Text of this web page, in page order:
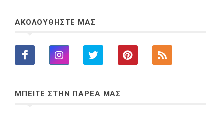
ΑΚΟΛΟΥΘΗΣΤΕ ΜΑΣ
ΜΠΕΙΤΕ ΣΤΗΝ ΠΑΡΕΑ ΜΑΣ